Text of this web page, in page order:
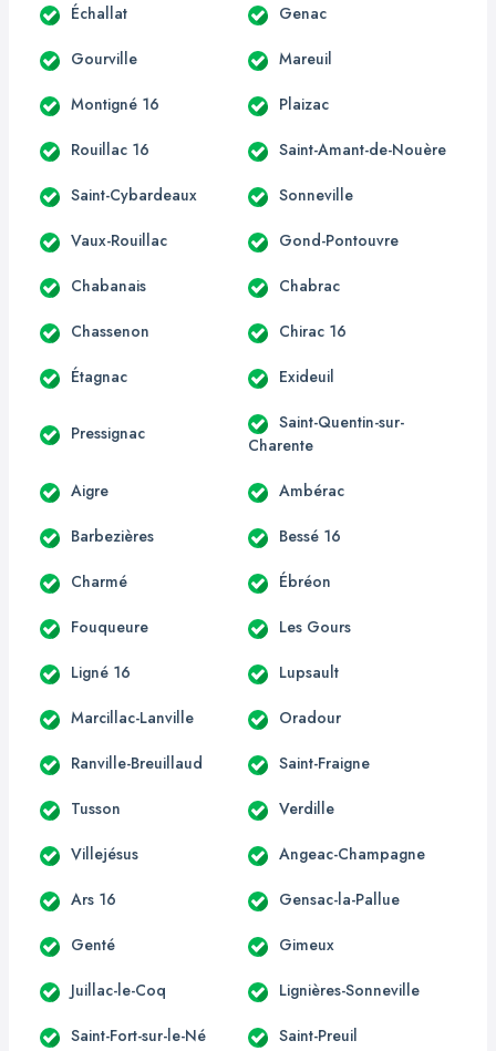
Échallat Genac
Gourville Mareuil
Montigné 16 Plaizac
Rouillac 16 Saint-Amant-de-Nouère
Saint-Cybardeaux Sonneville
Vaux-Rouillac Gond-Pontouvre
Chabanais Chabrac
Chassenon Chirac 16
Étagnac Exideuil
Pressignac
Saint-Quentin-sur-
Charente
Aigre Ambérac
Barbezières Bessé 16
Charmé Ébréon
Fouqueure Les Gours
Ligné 16 Lupsault
Marcillac-Lanville Oradour
Ranville-Breuillaud Saint-Fraigne
Tusson Verdille
Villejésus Angeac-Champagne
Ars 16 Gensac-la-Pallue
Genté Gimeux
Juillac-le-Coq Lignières-Sonneville
Saint-Fort-sur-le-Né Saint-Preuil